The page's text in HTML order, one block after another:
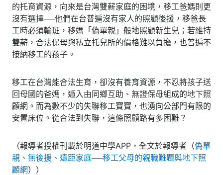
的托育資源，向來是台灣雙薪家庭的困境，移工爸媽則更
沒有選擇──他們在台普遍沒有家人的照顧後援，移爸長
工時必須輪班，移媽「偽單親」般地照顧新生兒；若維持
雙薪，合法保母與私立托兒所的價格難以負擔，也普遍不
接納移工的孩子。
移工在台灣能合法生育，卻沒有養育資源，不忍將孩子送
回母國的爸媽，遁入由同鄉互助、無證保母組成的地下照
顧網。而為數不少的失聯移工寶寶，也湧向公部門有限的
安置床位。從合法到失聯，這條照顧路有多困難？
（報導者授權刊載於明道中學APP，全文於報導者（偽單
親、無後援、遠距家庭──移工父母的親職難題與地下照
顧網））